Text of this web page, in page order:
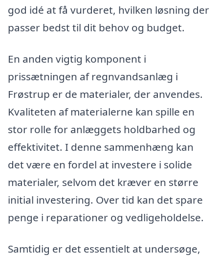
god idé at få vurderet, hvilken løsning der
passer bedst til dit behov og budget.
En anden vigtig komponent i
prissætningen af regnvandsanlæg i
Frøstrup er de materialer, der anvendes.
Kvaliteten af materialerne kan spille en
stor rolle for anlæggets holdbarhed og
effektivitet. I denne sammenhæng kan
det være en fordel at investere i solide
materialer, selvom det kræver en større
initial investering. Over tid kan det spare
penge i reparationer og vedligeholdelse.
Samtidig er det essentielt at undersøge,